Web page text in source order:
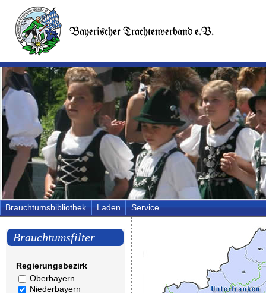
Brauchtumsbibliothek Laden Service
Brauchtumsfilter
Regierungsbezirk
Oberbayern
Niederbayern